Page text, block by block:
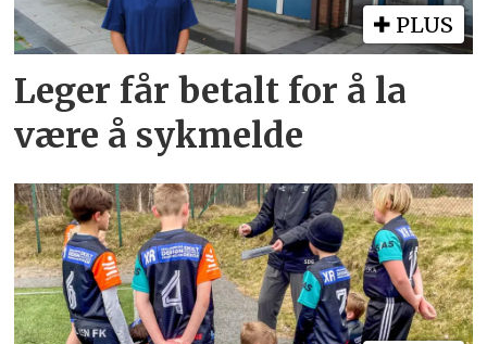
PLUS
Leger får betalt for å la
være å sykmelde